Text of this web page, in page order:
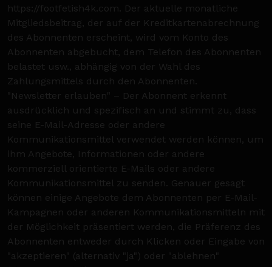
https://footfetish4k.com. Der aktuelle monatliche
Mitgliedsbeitrag, der auf der Kreditkartenabrechnung
des Abonnenten erscheint, wird vom Konto des
Abonnenten abgebucht, dem Telefon des Abonnenten
belastet usw., abhängig von der Wahl des
Zahlungsmittels durch den Abonnenten.
"Newsletter erlauben" – Der Abonnent erkennt
ausdrücklich und spezifisch an und stimmt zu, dass
seine E-Mail-Adresse oder andere
Kommunikationsmittel verwendet werden können, um
ihm Angebote, Informationen oder andere
kommerziell orientierte E-Mails oder andere
Kommunikationsmittel zu senden. Genauer gesagt
können einige Angebote dem Abonnenten per E-Mail-
Kampagnen oder anderen Kommunikationsmitteln mit
der Möglichkeit präsentiert werden, die Präferenz des
Abonnenten entweder durch Klicken oder Eingabe von
"akzeptieren" (alternativ "ja") oder "ablehnen"